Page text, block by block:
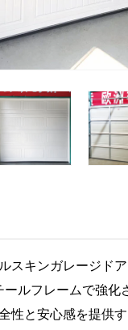
スキンガレージド
ルフレームで強
性と安心感を提供